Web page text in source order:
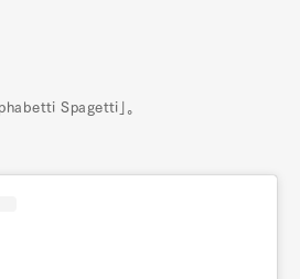
Spagetti」。